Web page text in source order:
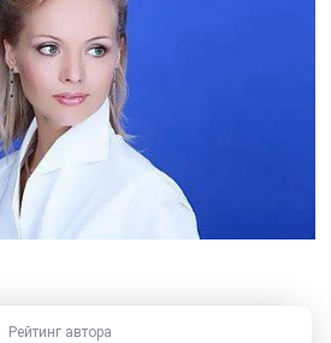
Рейтинг автора